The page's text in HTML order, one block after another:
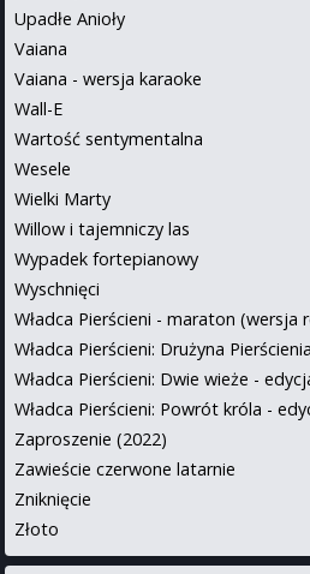
Upadłe Anioły
Vaiana
Vaiana - wersja karaoke
Wall-E
Wartość sentymentalna
Wesele
Wielki Marty
Willow i tajemniczy las
Wypadek fortepianowy
Wyschnięci
Władca Pierścieni - maraton (wersja
Władca Pierścieni: Drużyna
Władca Pierścieni: Dwie wieże -
Władca Pierścieni: Powrót króla -
Zaproszenie (2022)
Zawieście czerwone latarnie
Zniknięcie
Złoto